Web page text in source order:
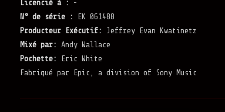
Licencié à :
-
N° de série :
EK 061488
Producteur Exécutif:
Jeffrey Evan Kwatinetz
Mixé par: Andy Wallace
Pochette:
Eric White
Fabriqué par Epic, a division of Sony Music